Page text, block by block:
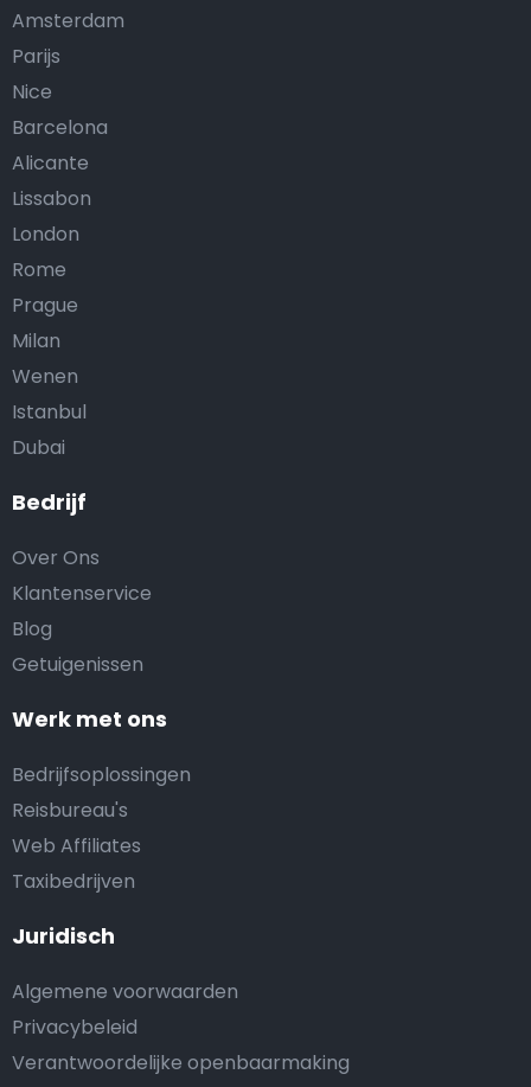
Bedrijf
Over Ons
Klantenservice
Blog
Getuigenissen
Werk met ons
Bedrijfsoplossingen
Reisbureau's
Web Affiliates
Taxibedrijven
Juridisch
Algemene voorwaarden
Privacybeleid
Verantwoordelijke openbaarmaking
Amsterdam
Parijs
Nice
Barcelona
Alicante
Lissabon
London
Rome
Prague
Milan
Wenen
Istanbul
Dubai